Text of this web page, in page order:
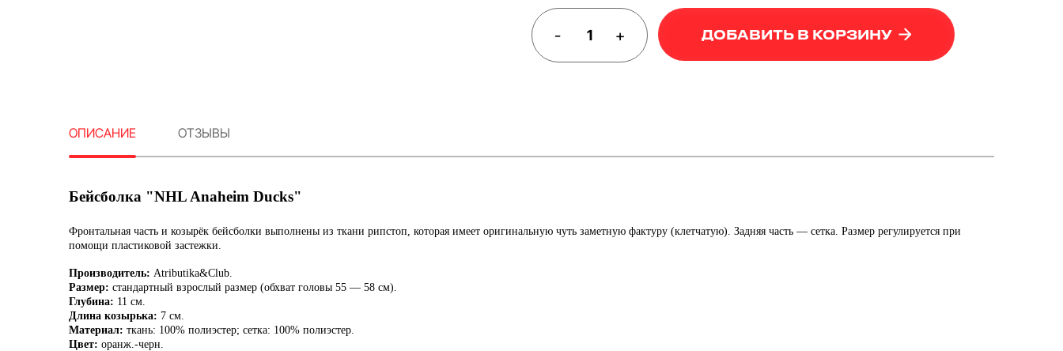
- + ДОБАВИТЬ В КОРЗИНУ
ОПИСАНИЕ ОТЗЫВЫ
Бейсболка "NHL Anaheim Ducks"
Фронтальная часть и козырёк бейсболки выполнены из ткани рипстоп, которая имеет оригинальную чуть заметную фактуру (клетчатую). Задняя часть — сетка. Размер регулируется при
помощи пластиковой застежки.
Производитель: Atributika&Club.
Размер: стандартный взрослый размер (обхват головы 55 — 58 см).
Глубина: 11 см.
Длина козырька: 7 см.
Материал: ткань: 100% полиэстер; сетка: 100% полиэстер.
Цвет: оранж.-черн.